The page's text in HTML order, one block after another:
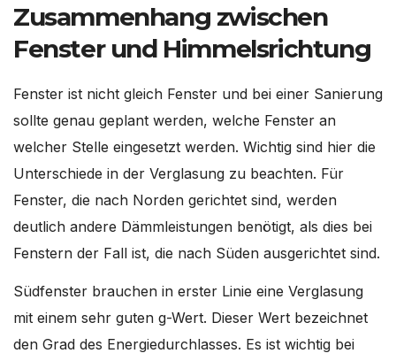
Zusammenhang zwischen
Fenster und Himmelsrichtung
Fenster ist nicht gleich Fenster und bei einer Sanierung
sollte genau geplant werden, welche Fenster an
welcher Stelle eingesetzt werden. Wichtig sind hier die
Unterschiede in der Verglasung zu beachten. Für
Fenster, die nach Norden gerichtet sind, werden
deutlich andere Dämmleistungen benötigt, als dies bei
Fenstern der Fall ist, die nach Süden ausgerichtet sind.
Südfenster brauchen in erster Linie eine Verglasung
mit einem sehr guten g-Wert. Dieser Wert bezeichnet
den Grad des Energiedurchlasses. Es ist wichtig bei